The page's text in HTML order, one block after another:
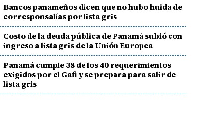
Bancos panameños dicen que no hubo huida de
corresponsalías por lista gris
Costo de la deuda pública de Panamá subió con
ingreso a lista gris de la Unión Europea
Panamá cumple 38 de los 40 requerimientos
exigidos por el Gafi y se prepara para salir de
lista gris